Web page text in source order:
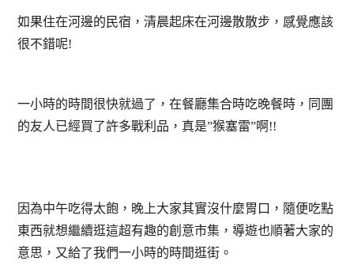
如果住在河邊的民宿，清晨起床在河邊散散步，感覺應該
很不錯呢!
一小時的時間很快就過了，在餐廳集合時吃晚餐時，同團
的友人已經買了許多戰利品，真是”猴塞雷”啊!!
因為中午吃得太飽，晚上大家其實沒什麼胃口，隨便吃點
東西就想繼續逛這超有趣的創意市集，導遊也順著大家的
意思，又給了我們一小時的時間逛街。